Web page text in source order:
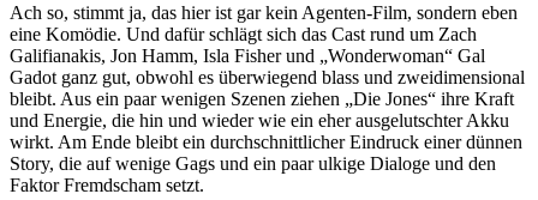
Ach so, stimmt ja, das hier ist gar kein Agenten-Film, sondern eben
eine Komödie. Und dafür schlägt sich das Cast rund um Zach
Galifianakis, Jon Hamm, Isla Fisher und „Wonderwoman“ Gal
Gadot ganz gut, obwohl es überwiegend blass und zweidimensional
bleibt. Aus ein paar wenigen Szenen ziehen „Die Jones“ ihre Kraft
und Energie, die hin und wieder wie ein eher ausgelutschter Akku
wirkt. Am Ende bleibt ein durchschnittlicher Eindruck einer dünnen
Story, die auf wenige Gags und ein paar ulkige Dialoge und den
Faktor Fremdscham setzt.